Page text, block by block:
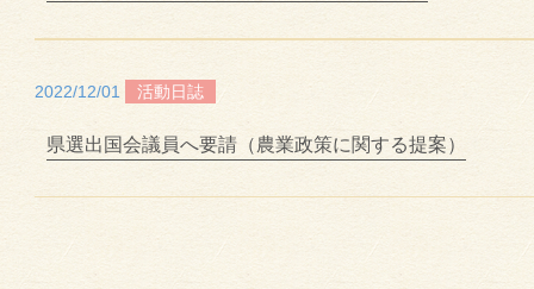
2022/12/01 活動日誌
県選出国会議員へ要請（農業政策に関する提案）